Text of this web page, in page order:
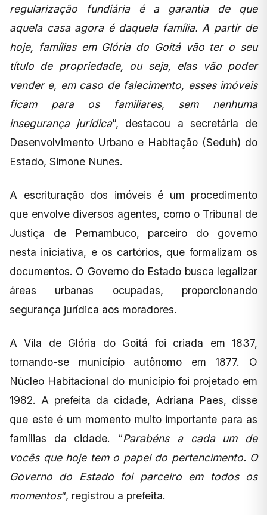
regularização fundiária é a garantia de que
aquela casa agora é daquela família. A partir de
hoje, famílias em Glória do Goitá vão ter o seu
título de propriedade, ou seja, elas vão poder
vender e, em caso de falecimento, esses imóveis
ficam para os familiares, sem nenhuma
insegurança jurídica”, destacou a secretária de
Desenvolvimento Urbano e Habitação (Seduh) do
Estado, Simone Nunes.
A escrituração dos imóveis é um procedimento
que envolve diversos agentes, como o Tribunal de
Justiça de Pernambuco, parceiro do governo
nesta iniciativa, e os cartórios, que formalizam os
documentos. O Governo do Estado busca legalizar
áreas urbanas ocupadas, proporcionando
segurança jurídica aos moradores.
A Vila de Glória do Goitá foi criada em 1837,
tornando-se município autônomo em 1877. O
Núcleo Habitacional do município foi projetado em
1982. A prefeita da cidade, Adriana Paes, disse
que este é um momento muito importante para as
famílias da cidade. “Parabéns a cada um de
vocês que hoje tem o papel do pertencimento. O
Governo do Estado foi parceiro em todos os
momentos“, registrou a prefeita.